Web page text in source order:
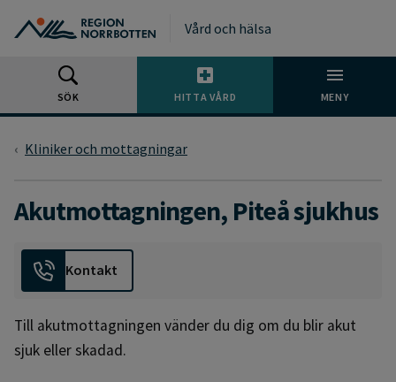
Vård och hälsa
SÖK HITTA VÅRD MENY
Kliniker och mottagningar
Akutmottagningen, Piteå sjukhus
Kontakt
Till akutmottagningen vänder du dig om du blir akut
sjuk eller skadad.